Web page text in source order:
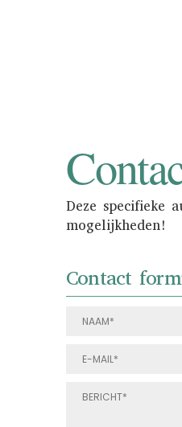
Deze specifieke
mogelijkheden!
Contact